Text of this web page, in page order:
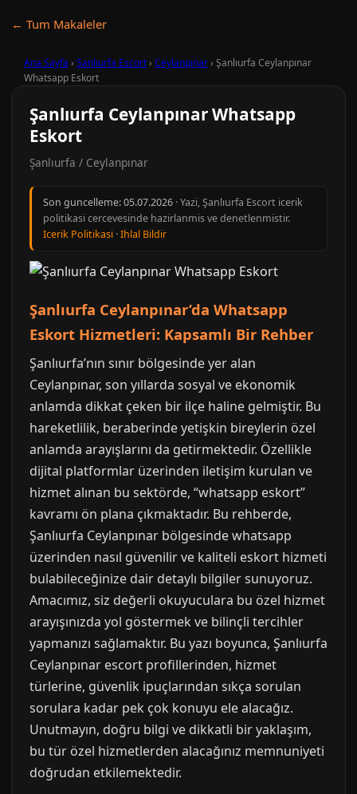
← Tum Makaleler
Ana Sayfa › Şanlıurfa Escort› Ceylanpınar› Şanlıurfa Ceylanpınar
Whatsapp Eskort
Şanlıurfa Ceylanpınar Whatsapp
Eskort
Şanlıurfa / Ceylanpınar
Son guncelleme:05.07.2026 · Yazi, Şanlıurfa Escort icerik
politikasi cercevesinde hazirlanmis ve denetlenmistir.
Icerik Politikasi ·Ihlal Bildir
Şanlıurfa Ceylanpınar’da Whatsapp
Eskort Hizmetleri: Kapsamlı Bir Rehber
Şanlıurfa’nın sınır bölgesinde yer alan
Ceylanpınar, son yıllarda sosyal ve ekonomik
anlamda dikkat çeken bir ilçe haline gelmiştir. Bu
hareketlilik, beraberinde yetişkin bireylerin özel
anlamda arayışlarını da getirmektedir. Özellikle
dijital platformlar üzerinden iletişim kurulan ve
hizmet alınan bu sektörde, “whatsapp eskort”
kavramı ön plana çıkmaktadır. Bu rehberde,
Şanlıurfa Ceylanpınar bölgesinde whatsapp
üzerinden nasıl güvenilir ve kaliteli eskort hizmeti
bulabileceğinize dair detaylı bilgiler sunuyoruz.
Amacımız, siz değerli okuyuculara bu özel hizmet
arayışınızda yol göstermek ve bilinçli tercihler
yapmanızı sağlamaktır. Bu yazı boyunca, Şanlıurfa
Ceylanpınar escort profillerinden, hizmet
türlerine, güvenlik ipuçlarından sıkça sorulan
sorulara kadar pek çok konuyu ele alacağız.
Unutmayın, doğru bilgi ve dikkatli bir yaklaşım,
bu tür özel hizmetlerden alacağınız memnuniyeti
doğrudan etkilemektedir.